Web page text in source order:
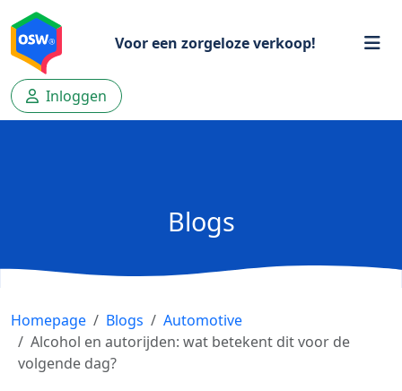
Voor een zorgeloze verkoop!
Inloggen
Blogs
Homepage Blogs
Automotive
Alcohol en autorijden: wat betekent dit voor de
volgende dag?